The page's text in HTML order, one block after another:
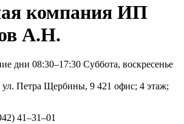
компания ИП
А.Н.
дни 08:30–17:30 Суббота, воскресенье
ул. Петра Щербины, 9 421 офис; 4 этаж;
41‒31‒01